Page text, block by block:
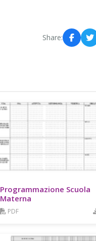
Share:
Programmazione Scuola
Materna
PDF